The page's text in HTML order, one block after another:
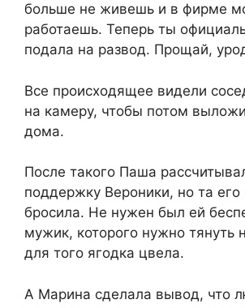
больше не живешь и в фирме
работаешь. Теперь ты
подала на развод. Прощай,
Все происходящее видели
на камеру, чтобы потом
дома.
После такого Паша
поддержку Вероники, но та его
бросила. Не нужен был ей
мужик, которого нужно тянуть
для того ягодка цвела.
А Марина сделала вывод, что